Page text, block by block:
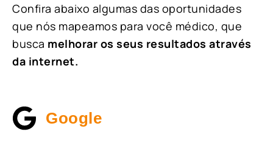
Confira abaixo algumas das oportunidades
que nós mapeamos para você médico, que
busca melhorar os seus resultados através
da internet.
Google